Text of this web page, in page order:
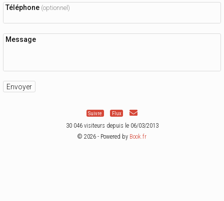
Téléphone (optionnel)
Message
Suivre Flux
30 046 visiteurs depuis le 06/03/2013
© 2026 - Powered by Book.fr